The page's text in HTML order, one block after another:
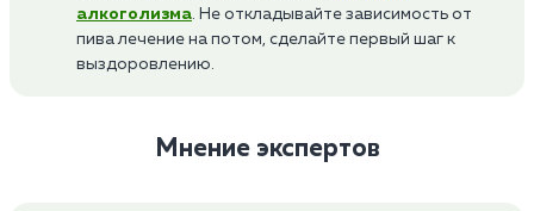
алкоголизма. Не откладывайте зависимость от
пива лечение на потом, сделайте первый шаг к
выздоровлению.
Мнение экспертов